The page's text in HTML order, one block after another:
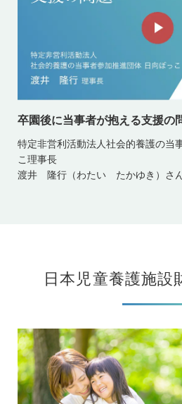
卒園後に当事者が抱える支援の
特定非営利活動法人社会的養護の当
こ理事長
渡井 隆行（わたい たかゆき）さ
日本児童養護施設